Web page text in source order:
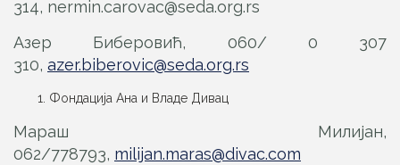
314, nermin.carovac@seda.org.rs
Азер Биберовић, 060/ 0 307
310, azer.biberovic@seda.org.rs
Фондација Ана и Владе Дивац
Мараш Милијан,
062/778793, milijan.maras@divac.com